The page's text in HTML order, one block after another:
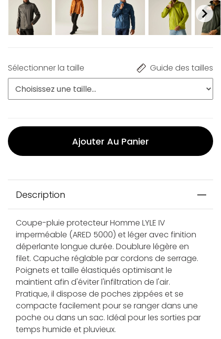
Sélectionner la taille Guide des tailles
Ajouter Au Panier
Description
Coupe-pluie protecteur Homme LYLE IV
imperméable (ARED 5000) et léger avec finition
déperlante longue durée. Doublure légère en
filet. Capuche réglable par cordons de serrage.
Poignets et taille élastiqués optimisant le
maintient afin d'éviter l'infiltration de l'air.
Pratique, il dispose de poches zippées et se
compacte facilement pour se ranger dans une
poche ou dans un sac. Idéal pour les sorties par
temps humide et pluvieux.